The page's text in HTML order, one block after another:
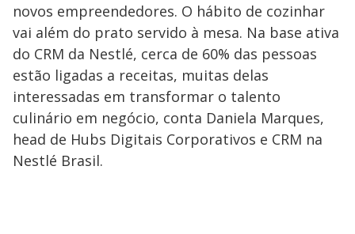
novos empreendedores. O hábito de cozinhar
vai além do prato servido à mesa. Na base ativa
do CRM da Nestlé, cerca de 60% das pessoas
estão ligadas a receitas, muitas delas
interessadas em transformar o talento
culinário em negócio, conta Daniela Marques,
head de Hubs Digitais Corporativos e CRM na
Nestlé Brasil.